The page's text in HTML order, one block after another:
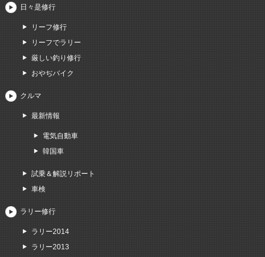
日々是修行
リーフ修行
リーフでラリー
厳しい釣り修行
おやぢバイク
クルマ
最新情報
電気自動車
韓国車
試乗＆解説リポート
車検
ラリー修行
ラリー2014
ラリー2013